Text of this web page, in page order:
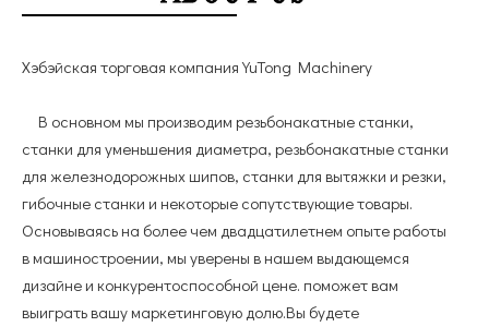
Хэбэйская торговая компания YuTong Machinery
В основном мы производим резьбонакатные станки,
станки для уменьшения диаметра, резьбонакатные станки
для железнодорожных шипов, станки для вытяжки и резки,
гибочные станки и некоторые сопутствующие товары.
Основываясь на более чем двадцатилетнем опыте работы
в машиностроении, мы уверены в нашем выдающемся
дизайне и конкурентоспособной цене. поможет вам
выиграть вашу маркетинговую долю.Вы будете